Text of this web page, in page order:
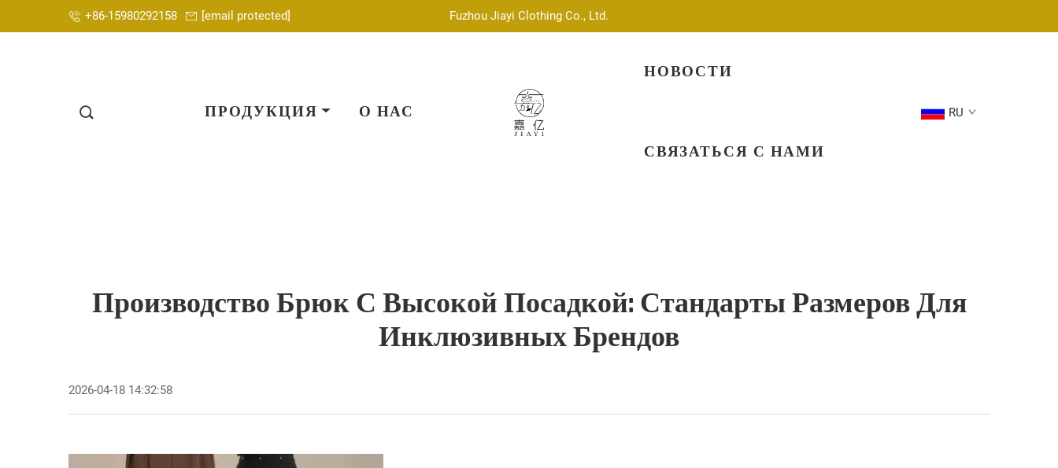
+86-15980292158 [email protected] Fuzhou Jiayi Clothing Co., Ltd.
ПРОДУКЦИЯ О НАС
НОВОСТИ
СВЯЗАТЬСЯ С НАМИ
RU
Производство Брюк С Высокой Посадкой: Стандарты Размеров Для
Инклюзивных Брендов
2026-04-18 14:32:58